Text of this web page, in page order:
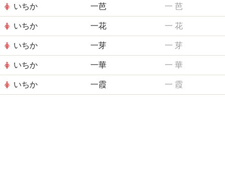
いちか 一芭 一 芭
いちか 一花 一 花
いちか 一芽 一 芽
いちか 一華 一 華
いちか 一霞 一 霞